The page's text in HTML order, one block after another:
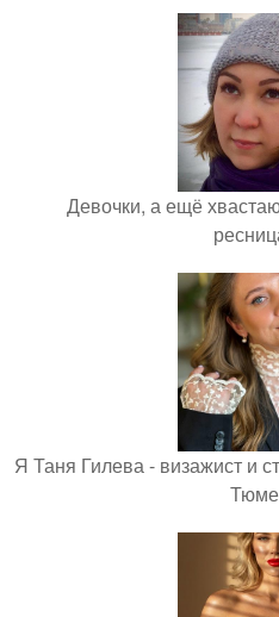
Девочки, а ещё
Я Таня Гилева - визажист и